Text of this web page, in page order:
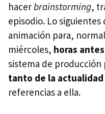
hacerbrainstorming,
episodio. Lo
animación para,
miércoles, horas
sistema de producción
tanto de la actualidad
referencias a ella.